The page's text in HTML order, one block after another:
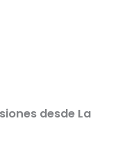
desde La